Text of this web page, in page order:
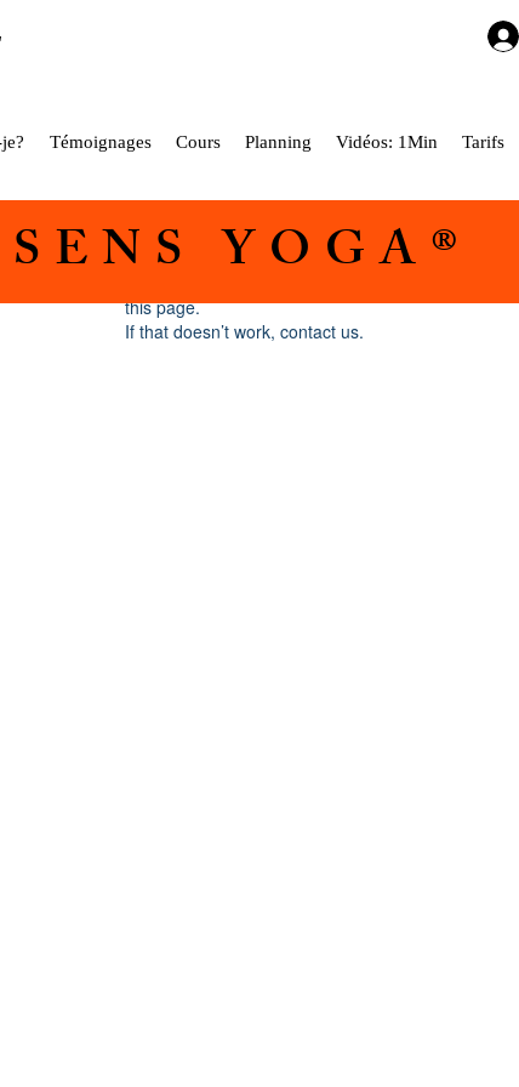
Témoignages Cours Planning Vidéos: 1Min Tarifs
Widget Didn’t Load
this page.
If that doesn’t work, contact us.
YOGA®